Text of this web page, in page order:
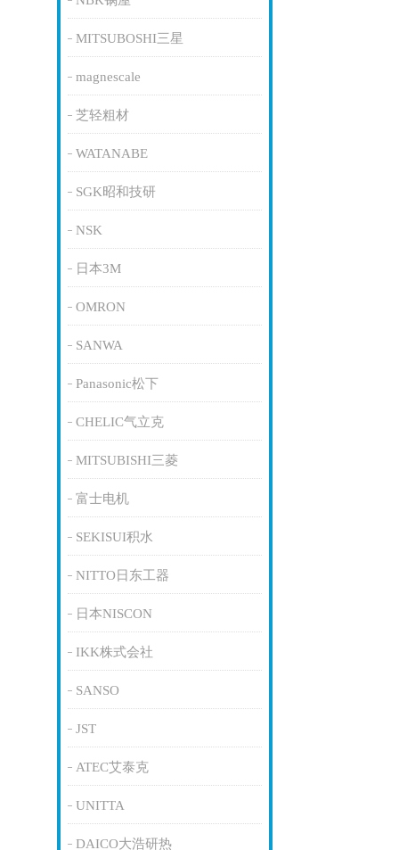
MITSUBOSHI三星
magnescale
芝轻粗材
WATANABE
SGK昭和技研
NSK
日本3M
OMRON
SANWA
Panasonic松下
CHELIC气立克
MITSUBISHI三菱
富士电机
SEKISUI积水
NITTO日东工器
日本NISCON
IKK株式会社
SANSO
JST
ATEC艾泰克
UNITTA
DAICO大浩研热